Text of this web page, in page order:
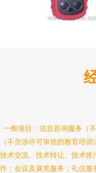
一般项目：信息咨询服务（
（不含涉许可审批的教育培
技术交流、技术转让、技术
作；会议及展览服务；礼仪